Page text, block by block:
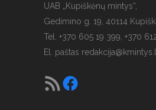
UAB „Kupiškėnų mintys“,
Gedimino g. 19, 40114
Tel. +370 605 19 399, +370
El. paštas